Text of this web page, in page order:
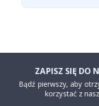
ZAPISZ SIĘ DO
Bądź pierwszy, aby
korzystać z